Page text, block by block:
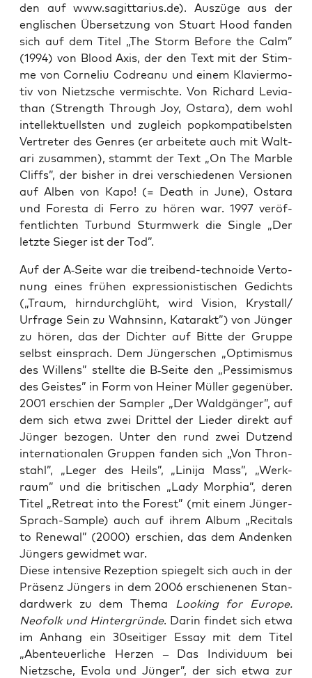
den auf www.sagittarius.de). Aus­zü­ge aus der
eng­li­schen Über­set­zung von Stuart Hood fan­den
sich auf dem Titel „The Storm Befo­re the Calm”
(1994) von Blood Axis, der den Text mit der Stim­
me von Cor­ne­liu Cod­re­a­nu und einem Kla­vier­mo­
tiv von Nietz­sche ver­misch­te. Von Richard Levia­
than (Strength Through Joy, Ost­ara), dem wohl
intel­lek­tu­ells­ten und zugleich pop­kom­pa­ti­bels­ten
Ver­tre­ter des Gen­res (er arbei­te­te auch mit Walt­
a­ri zusam­men), stammt der Text „On The Marb­le
Cliffs”, der bis­her in drei ver­schie­de­nen Ver­sio­nen
auf Alben von Kapo! (= Death in June), Ost­ara
und Fores­ta di Fer­ro zu hören war. 1997 ver­öf­
fent­lich­ten Tur­bund Sturm­werk die Sin­gle „Der
letz­te Sie­ger ist der Tod”.
Auf der A‑Seite war die trei­bend-tech­no­ide Ver­to­
nung eines frü­hen expres­sio­nis­ti­schen Gedichts
(„Traum, hirn­durch­glüht, wird Visi­on, Krystall/
Urfra­ge Sein zu Wahn­sinn, Kata­rakt”) von Jün­ger
zu hören, das der Dich­ter auf Bit­te der Grup­pe
selbst ein­sprach. Dem Jün­ger­schen „Opti­mis­mus
des Wil­lens” stell­te die B‑Seite den „Pes­si­mis­mus
des Geis­tes” in Form von Hei­ner Mül­ler gegen­über.
2001 erschien der Sam­pler „Der Wald­gän­ger”, auf
dem sich etwa zwei Drit­tel der Lie­der direkt auf
Jün­ger bezo­gen. Unter den rund zwei Dut­zend
inter­na­tio­na­len Grup­pen fan­den sich „Von Thron­
stahl”, „Leger des Heils”, „Lini­ja Mass”, „Werk­
raum” und die bri­ti­schen „Lady Mor­phia”, deren
Titel „Retre­at into the Forest” (mit einem Jün­ger-
Sprach-Sam­ple) auch auf ihrem Album „Reci­tals
to Rene­wal” (2000) erschien, das dem Andenken
Jün­gers gewid­met war.
Die­se inten­si­ve Rezep­ti­on spie­gelt sich auch in der
Prä­senz Jün­gers in dem 2006 erschie­ne­nen Stan­
dard­werk zu dem The­ma Loo­king for Euro­pe.
Neo­folk und Hin­ter­grün­de. Dar­in fin­det sich etwa
im Anhang ein 30seitiger Essay mit dem Titel
„Aben­teu­er­li­che Her­zen – Das Indi­vi­du­um bei
Nietz­sche, Evo­la und Jün­ger”, der sich etwa zur